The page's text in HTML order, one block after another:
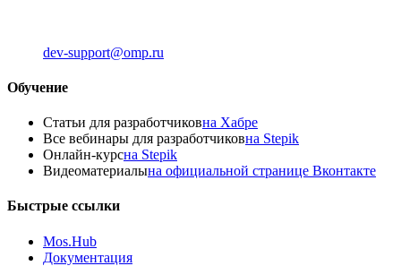
dev-support@omp.ru
Обучение
Статьи для разработчиковна Хабре
Все вебинары для разработчиковна Stepik
Онлайн-курсна Stepik
Видеоматериалына официальной странице Вконтакте
Быстрые ссылки
Mos.Hub
Документация